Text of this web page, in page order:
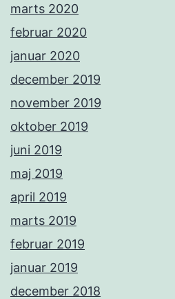
marts 2020
februar 2020
januar 2020
december 2019
november 2019
oktober 2019
juni 2019
maj 2019
april 2019
marts 2019
februar 2019
januar 2019
december 2018